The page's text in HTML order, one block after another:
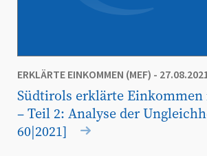
ERKLÄRTE EINKOMMEN (MEF) -
Südtirols erklärte Einkommen
– Teil 2: Analyse der
60|2021]